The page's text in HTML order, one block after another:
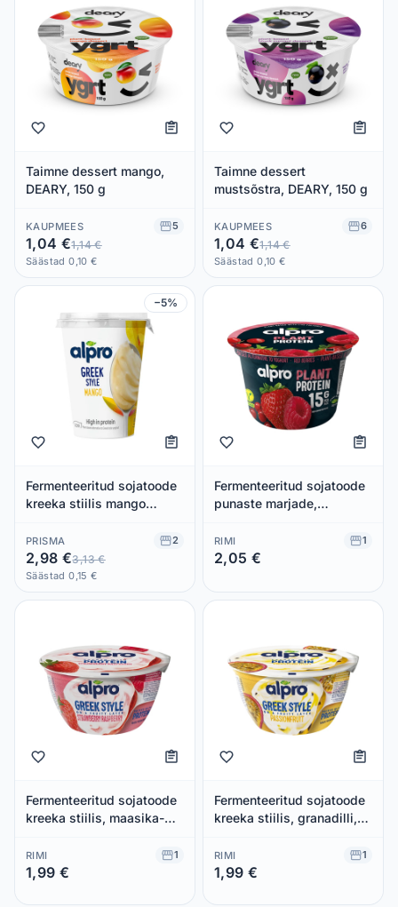
Taimne dessert mango,
DEARY, 150 g
KAUPMEES 5
1,04 €1,14 €
Säästad 0,10 €
Taimne dessert
mustsõstra, DEARY, 150 g
KAUPMEES 6
1,04 €1,14 €
Säästad 0,10 €
−5%
Fermenteeritud sojatoode
kreeka stiilis mango
PRISMA 2
2,98 €3,13 €
Säästad 0,15 €
Fermenteeritud sojatoode
punaste marjade,
Alpro 200g
RIMI 1
2,05 €
Fermenteeritud sojatoode
kreeka stiilis, maasika-
vitamiinidega Alpro 150g
RIMI 1
1,99 €
Fermenteeritud sojatoode
kreeka stiilis, granadilli,
Alpro 150g
RIMI 1
1,99 €